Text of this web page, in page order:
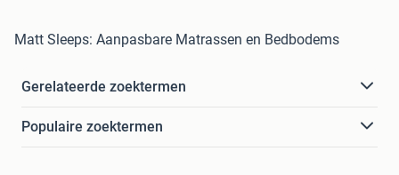
Matt Sleeps: Aanpasbare Matrassen en Bedbodems
Gerelateerde zoektermen
Populaire zoektermen